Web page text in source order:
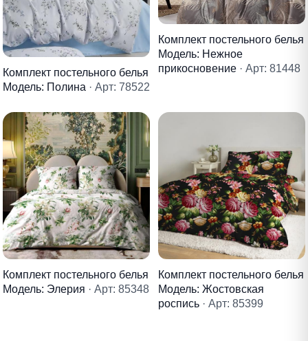
Комплект постельного белья
Модель: Полина · Арт: 78522
Комплект постельного белья
Модель: Нежное
прикосновение · Арт: 81448
Комплект постельного белья
Модель: Элерия · Арт: 85348
Комплект постельного белья
Модель: Жостовская
роспись · Арт: 85399